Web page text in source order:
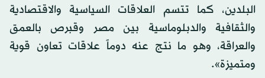
البلدين، كما تتسم العلاقات السياسية والاقتصادية
والثقافية والدبلوماسية بين مصر وقبرص بالعمق
والعراقة، وهو ما نتج عنه دوماً علاقات تعاون قوية
ومتميزة».